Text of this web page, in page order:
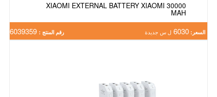
XIAOMI EXTERNAL BATTERY XIAOMI 30000
MAH
السعر: 6030 ل س جديدة رقم المنتج :